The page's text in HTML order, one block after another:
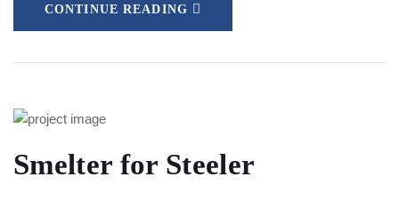
CONTINUE READING
Smelter for Steeler